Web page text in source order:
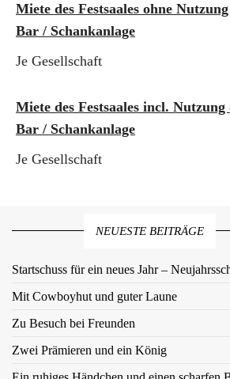
Miete des Festsaales ohne
Bar / Schankanlage
Je Gesellschaft
Miete des Festsaales incl. Nutzung
Bar / Schankanlage
Je Gesellschaft
NEUESTE BEITRÄGE
Startschuss für ein neues Jahr –
Mit Cowboyhut und guter Laune
Zu Besuch bei Freunden
Zwei Prämieren und ein König